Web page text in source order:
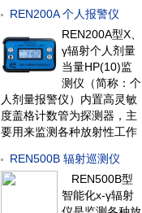
REN200A 个人报警仪
REN200A型X、
γ辐射个人剂量
当量HP(10)监
测仪（简称：个
人剂量报警仪）内置高灵敏
度盖格计数管为探测器，主
要用来监测各种放射性工作
射线的辐射，具有响应快，
测量范围宽的特点。能显示
工作场所的剂量当量率和累
REN500B 辐射巡测仪
REN500B型
智能化х-γ辐射